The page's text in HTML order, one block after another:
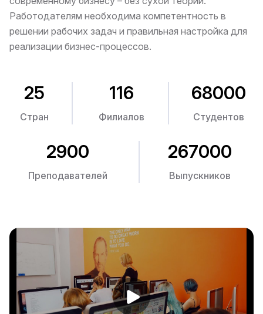
Работодателям необходима компетентность в
решении рабочих задач и правильная настройка для
реализации бизнес-процессов.
25
Стран
116
Филиалов
68000
Студентов
2900
Преподавателей
267000
Выпускников